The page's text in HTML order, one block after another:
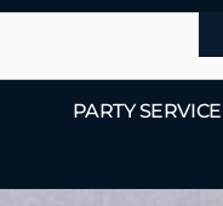
PARTY SERVICE